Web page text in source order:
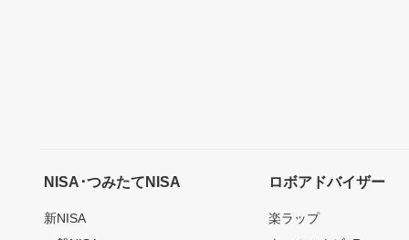
NISA･つみたてNISA
新NISA
ロボアドバイザー
楽ラップ